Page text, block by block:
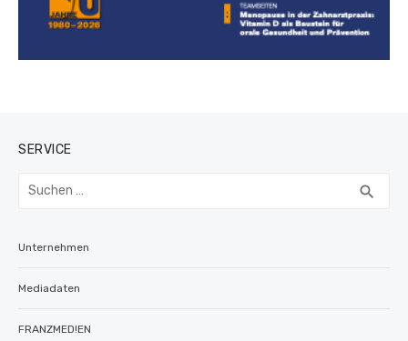
SERVICE
Suchen
search
Unternehmen
Mediadaten
FRANZMED!EN